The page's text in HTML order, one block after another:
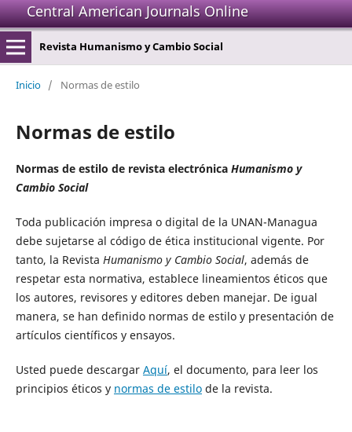
Central American Journals Online
Revista Humanismo y Cambio Social
Inicio / Normas de estilo
Normas de estilo
Normas de estilo de revista electrónica Humanismo y
Cambio Social
Toda publicación impresa o digital de la UNAN-Managua
debe sujetarse al código de ética institucional vigente. Por
tanto, la Revista Humanismo y Cambio Social, además de
respetar esta normativa, establece lineamientos éticos que
los autores, revisores y editores deben manejar. De igual
manera, se han definido normas de estilo y presentación de
artículos científicos y ensayos.
Usted puede descargar Aquí, el documento, para leer los
principios éticos y normas de estilode la revista.